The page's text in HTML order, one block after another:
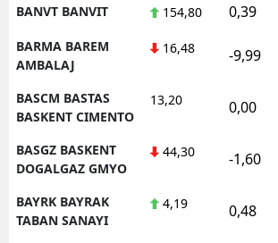
BANVT BANVIT 154,80 0,39
BARMA BAREM
AMBALAJ
16,48 -9,99
BASCM BASTAS
BASKENT CIMENTO
13,20 0,00
BASGZ BASKENT
DOGALGAZ GMYO
44,30 -1,60
BAYRK BAYRAK
TABAN SANAYI
4,19 0,48